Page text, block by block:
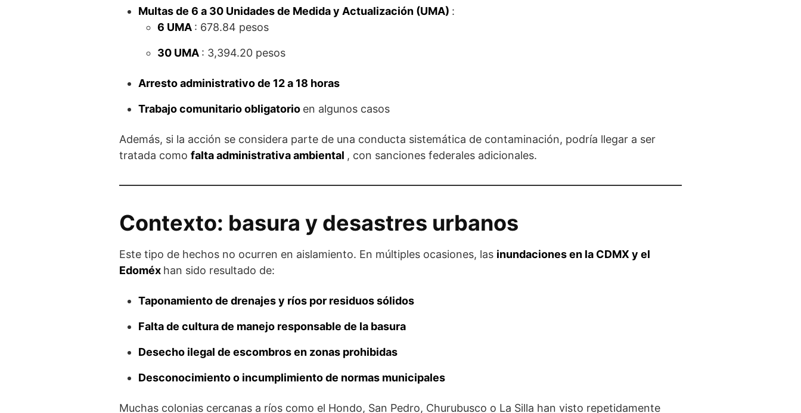
Multas de 6 a 30 Unidades de Medida y Actualización (UMA) :
6 UMA : 678.84 pesos
30 UMA : 3,394.20 pesos
Arresto administrativo de 12 a 18 horas
Trabajo comunitario obligatorio en algunos casos
Además, si la acción se considera parte de una conducta sistemática de contaminación, podría llegar a ser
tratada como falta administrativa ambiental , con sanciones federales adicionales.
Contexto: basura y desastres urbanos
Este tipo de hechos no ocurren en aislamiento. En múltiples ocasiones, las inundaciones en la CDMX y el
Edoméx han sido resultado de:
Taponamiento de drenajes y ríos por residuos sólidos
Falta de cultura de manejo responsable de la basura
Desecho ilegal de escombros en zonas prohibidas
Desconocimiento o incumplimiento de normas municipales
Muchas colonias cercanas a ríos como el Hondo, San Pedro, Churubusco o La Silla han visto repetidamente